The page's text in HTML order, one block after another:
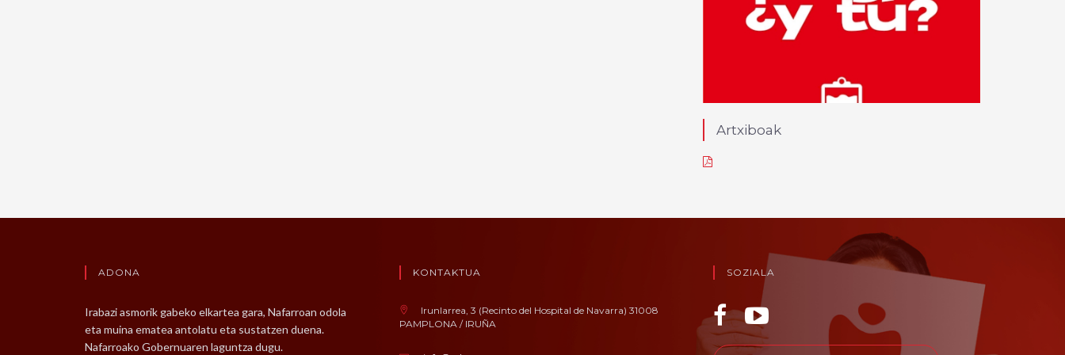
Artxiboak
ADONA
Irabazi asmorik gabeko elkartea gara, Nafarroan odola
eta muina ematea antolatu eta sustatzen duena.
Nafarroako Gobernuaren laguntza dugu.
KONTAKTUA
Irunlarrea, 3 (Recinto del Hospital de Navarra) 31008
PAMPLONA / IRUÑA
SOZIALA